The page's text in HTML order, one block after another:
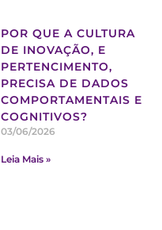
POR QUE A CULTURA
DE INOVAÇÃO, E
PERTENCIMENTO,
PRECISA DE DADOS
COMPORTAMENTAIS E
COGNITIVOS?
03/06/2026
Leia Mais »